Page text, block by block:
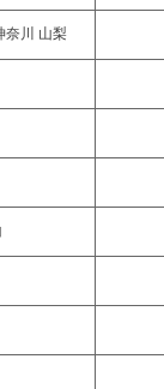
奈川 山梨